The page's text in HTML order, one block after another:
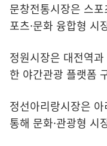
문창전통시장은 스
포츠·문화 융합형 시
정원시장은 대전역
한 야간관광 플랫폼
정선아리랑시장은
통해 문화·관광형 시